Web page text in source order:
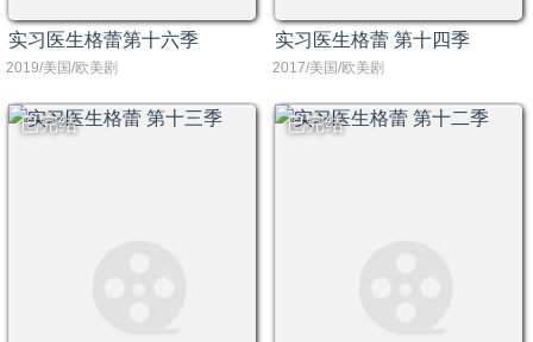
实习医生格蕾第十六季
2019/美国/欧美剧
实习医生格蕾 第十四季
2017/美国/欧美剧
已完结 已完结